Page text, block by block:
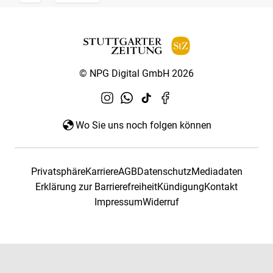
© NPG Digital GmbH 2026
Wo Sie uns noch folgen können
PrivatsphäreKarriereAGBDatenschutzMediadaten
Erklärung zur BarrierefreiheitKündigungKontakt
ImpressumWiderruf